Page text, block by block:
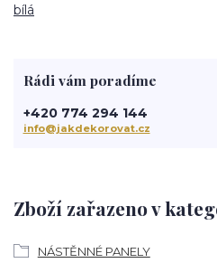
bílá
Zboží zařazeno v
NÁSTĚNNÉ PANELY
Rádi vám poradíme
+420 774 294 144
info@jakdekorovat.cz